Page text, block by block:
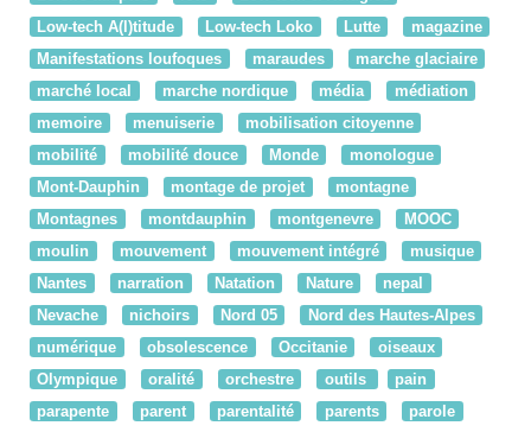
Low-tech A(l)titude
Low-tech Loko Lutte
magazine
Manifestations loufoques
maraudes
marche glaciaire
marché local
marche nordique média
médiation
memoire
menuiserie
mobilisation citoyenne
mobilité
mobilité douce Monde
monologue
Mont-Dauphin
montage de projet
montagne
Montagnes
montdauphin montgenevre
MOOC
moulin
mouvement mouvement intégré
musique
Nantes
narration Natation Nature
nepal
Nevache
nichoirs Nord 05
Nord des Hautes-Alpes
numérique
obsolescence Occitanie
oiseaux
Olympique
oralité orchestre outils
pain
parapente
parent parentalité parents
parole